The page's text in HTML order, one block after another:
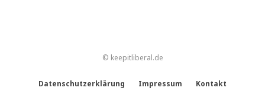
© keepitliberal.de
Datenschutzerklärung Impressum Kontakt